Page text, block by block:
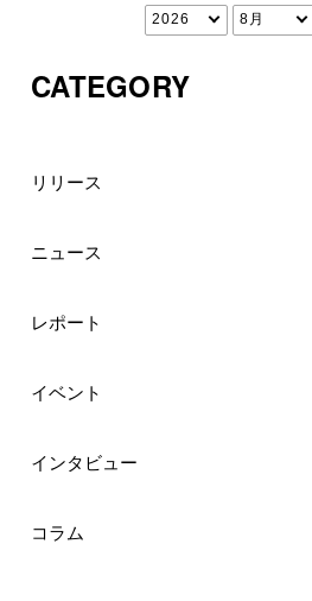
CATEGORY
リリース
ニュース
レポート
イベント
インタビュー
コラム